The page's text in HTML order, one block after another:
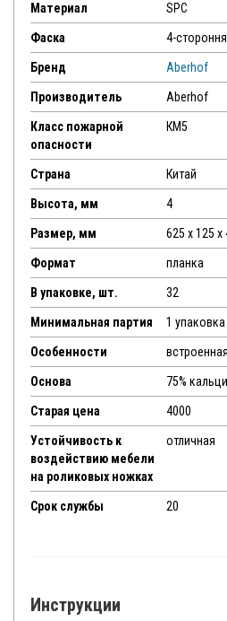
Материал SPC
Фаска 4-
Бренд Aberhof
Производитель Aberhof
Класс пожарной
опасности
КМ5
Страна Китай
Высота, мм 4
Размер, мм 625 x 125 x
Формат планка
В упаковке, шт. 32
Минимальная партия 1 упаковка
Особенности
Основа 75%
Старая цена 4000
Устойчивость к
воздействию мебели
на роликовых ножках
отличная
Срок службы 20
Инструкции